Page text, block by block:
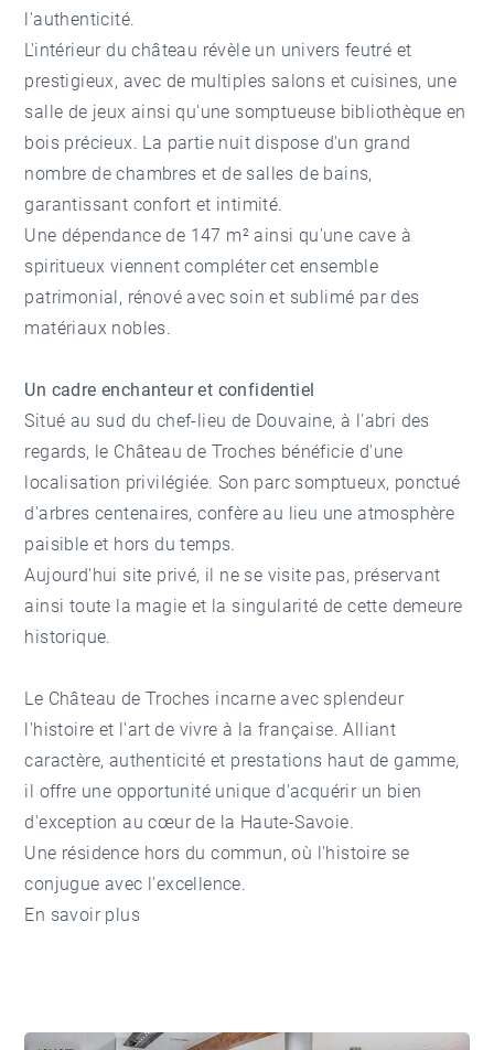
l'authenticité.
L'intérieur du château révèle un univers feutré et
prestigieux, avec de multiples salons et cuisines, une
salle de jeux ainsi qu'une somptueuse bibliothèque en
bois précieux. La partie nuit dispose d'un grand
nombre de chambres et de salles de bains,
garantissant confort et intimité.
Une dépendance de 147 m² ainsi qu'une cave à
spiritueux viennent compléter cet ensemble
patrimonial, rénové avec soin et sublimé par des
matériaux nobles.
Un cadre enchanteur et confidentiel
Situé au sud du chef-lieu de Douvaine, à l'abri des
regards, le Château de Troches bénéficie d'une
localisation privilégiée. Son parc somptueux, ponctué
d'arbres centenaires, confère au lieu une atmosphère
paisible et hors du temps.
Aujourd'hui site privé, il ne se visite pas, préservant
ainsi toute la magie et la singularité de cette demeure
historique.
Le Château de Troches incarne avec splendeur
l'histoire et l'art de vivre à la française. Alliant
caractère, authenticité et prestations haut de gamme,
il offre une opportunité unique d'acquérir un bien
d'exception au cœur de la Haute-Savoie.
Une résidence hors du commun, où l'histoire se
conjugue avec l'excellence.
En savoir plus